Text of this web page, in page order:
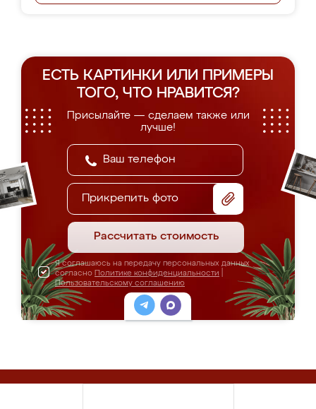
ЕСТЬ КАРТИНКИ ИЛИ ПРИМЕРЫ
ТОГО, ЧТО НРАВИТСЯ?
Присылайте — сделаем также или
лучше!
Прикрепить фото
Рассчитать стоимость
Я соглашаюсь на передачу персональных данных
согласно Политике конфиденциальности
Пользовательскому соглашению